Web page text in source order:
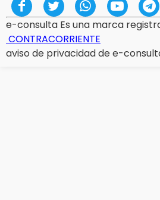
e-consulta Es una marca
CONTRACORRIENTE
aviso de privacidad de e-